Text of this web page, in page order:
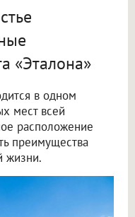
«Эталона»
в одном
мест всей
расположение
преимущества
жизни.